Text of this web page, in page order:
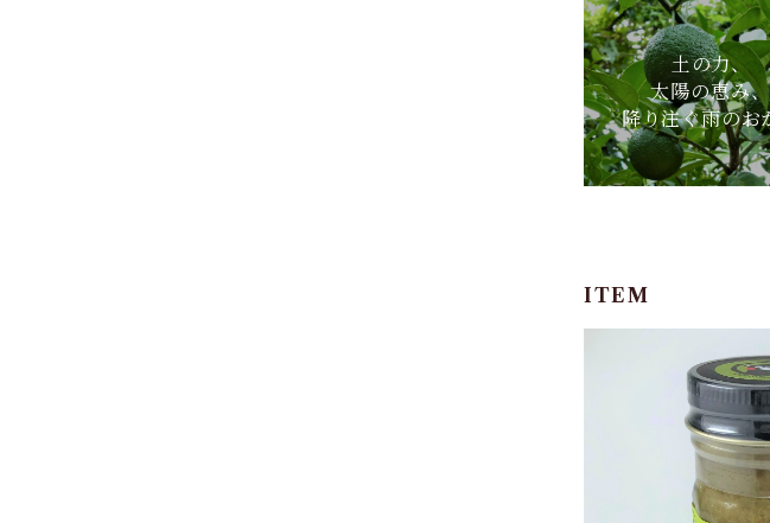
土の力、
太陽の恵み
降り注ぐ雨のお
ITEM